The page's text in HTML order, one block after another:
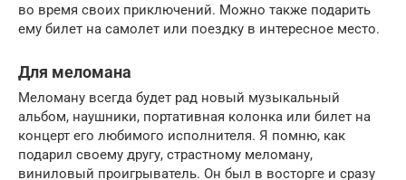
во время своих приключений. Можно также подарить
ему билет на самолет или поездку в интересное место.
Для меломана
Меломану всегда будет рад новый музыкальный
альбом, наушники, портативная колонка или билет на
концерт его любимого исполнителя. Я помню, как
подарил своему другу, страстному меломану,
виниловый проигрыватель. Он был в восторге и сразу